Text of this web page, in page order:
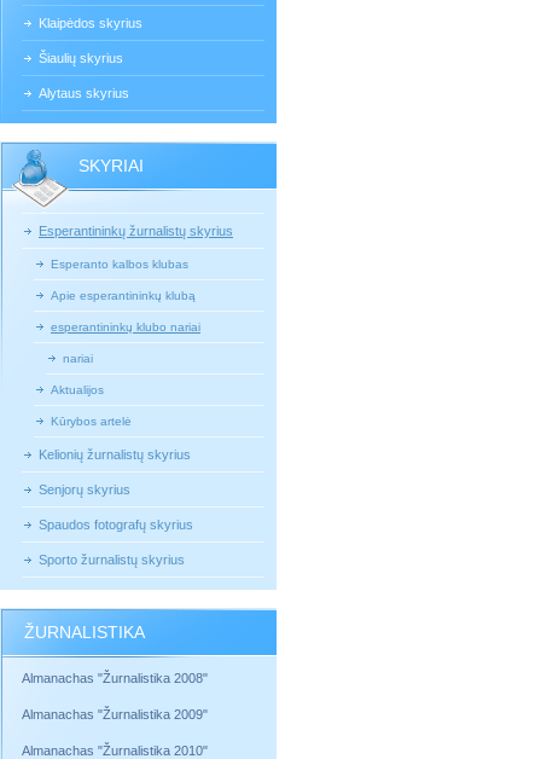
Klaipėdos skyrius
Šiaulių skyrius
Alytaus skyrius
SKYRIAI
Esperantininkų žurnalistų skyrius
Esperanto kalbos klubas
Apie esperantininkų klubą
esperantininkų klubo nariai
nariai
Aktualijos
Kūrybos artelė
Kelionių žurnalistų skyrius
Senjorų skyrius
Spaudos fotografų skyrius
Sporto žurnalistų skyrius
ŽURNALISTIKA
Almanachas "Žurnalistika 2008"
Almanachas "Žurnalistika 2009"
Almanachas "Žurnalistika 2010"